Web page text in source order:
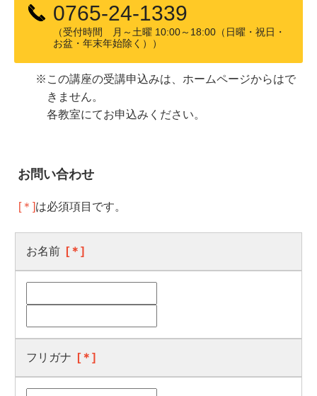
0765-24-1339
（受付時間 月～土曜 10:00～18:00（日曜・祝日・
お盆・年末年始除く））
※この講座の受講申込みは、ホームページからはで
きません。
各教室にてお申込みください。
お問い合わせ
[＊]は必須項目です。
お名前 [＊]
フリガナ [＊]